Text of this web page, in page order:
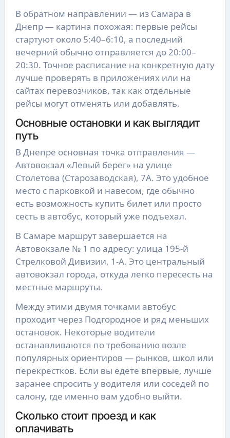
В обратном направлении — из Самара в
Днепр — картина похожая: первые рейсы
стартуют около 5:40–6:10, а последний
вечерний обычно отправляется до 20:00–
20:30. Точное расписание на конкретную дату
лучше проверять в приложениях или на
сайтах перевозчиков, так как отдельные
рейсы могут отменять или добавлять.
Основные остановки и как выглядит
путь
В Днепре основная точка отправления —
Автовокзал «Левый берег» на улице
Столетова (Старозаводская), 7А. Это удобное
место с парковкой и навесом, где обычно
есть возможность купить билет или просто
сесть в автобус, который уже подъехал.
В Самаре маршрут завершается на
Автовокзале № 1 по адресу: улица 195-й
Стрелковой Дивизии, 1-А. Это центральный
автовокзал города, откуда легко пересесть на
местные маршруты.
Между этими двумя точками автобус
проходит через Подгородное и ряд меньших
остановок. Некоторые водители
останавливаются по требованию возле
популярных ориентиров — рынков, школ или
перекрестков. Если вы едете впервые, лучше
заранее спросить у водителя или соседей по
салону, где именно вам удобно выйти.
Сколько стоит проезд и как
оплачивать